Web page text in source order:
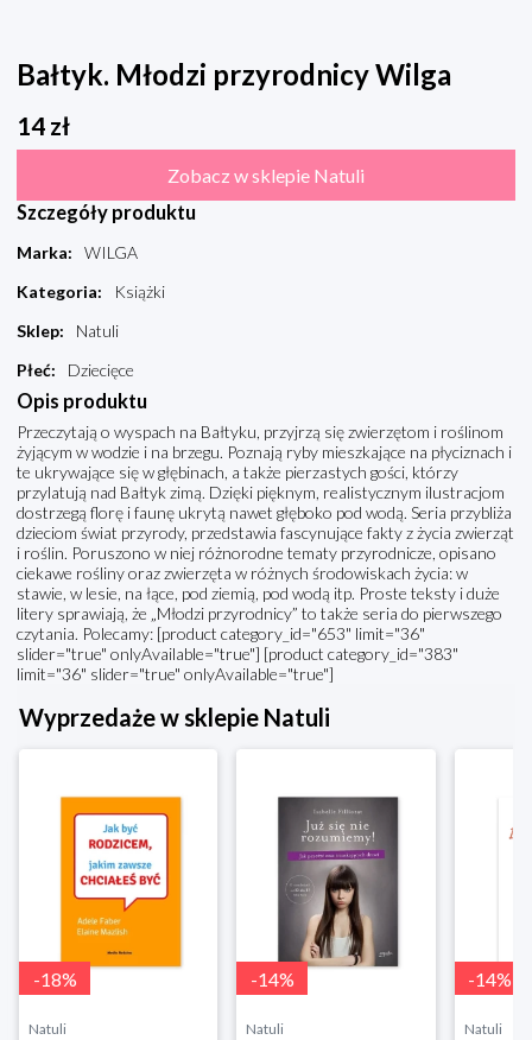
Bałtyk. Młodzi przyrodnicy Wilga
14 zł
Zobacz w sklepie Natuli
Szczegóły produktu
Marka:
WILGA
Kategoria:
Książki
Sklep:
Natuli
Płeć: Dziecięce
Opis produktu
Przeczytają o wyspach na Bałtyku, przyjrzą się zwierzętom i roślinom
żyjącym w wodzie i na brzegu. Poznają ryby mieszkające na płyciznach i
te ukrywające się w głębinach, a także pierzastych gości, którzy
przylatują nad Bałtyk zimą. Dzięki pięknym, realistycznym ilustracjom
dostrzegą florę i faunę ukrytą nawet głęboko pod wodą. Seria przybliża
dzieciom świat przyrody, przedstawia fascynujące fakty z życia zwierząt
i roślin. Poruszono w niej różnorodne tematy przyrodnicze, opisano
ciekawe rośliny oraz zwierzęta w różnych środowiskach życia: w
stawie, w lesie, na łące, pod ziemią, pod wodą itp. Proste teksty i duże
litery sprawiają, że „Młodzi przyrodnicy” to także seria do pierwszego
czytania. Polecamy: [product category_id="653" limit="36"
slider="true" onlyAvailable="true"] [product category_id="383"
limit="36" slider="true" onlyAvailable="true"]
Wyprzedaże w sklepie Natuli
-18%
Natuli
-14%
Natuli
-14%
Natuli